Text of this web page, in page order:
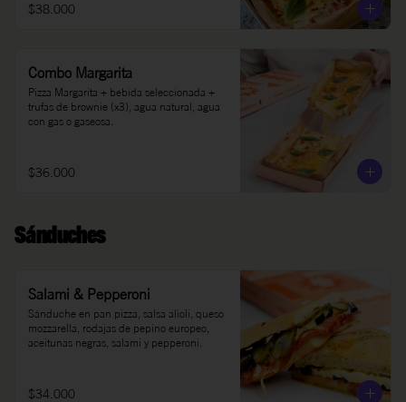
$38.000
Combo Margarita
Pizza Margarita + bebida seleccionada +
trufas de brownie (x3), agua natural, agua
con gas o gaseosa.
$36.000
Sánduches
Salami & Pepperoni
Sánduche en pan pizza, salsa alioli, queso
mozzarella, rodajas de pepino europeo,
aceitunas negras, salami y pepperoni.
$34.000